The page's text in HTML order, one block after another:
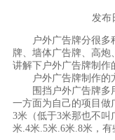
发布
户外广告牌分很多种
牌、墙体广告牌、高炮
讲解下户外广告牌制作
户外广告牌制作的
围挡户外广告牌多用
一方面为自己的项目做
3米（低于3米那也不
米.4米.5米.6米.8米，